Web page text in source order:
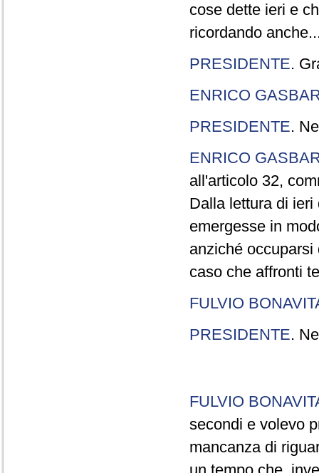
cose dette ieri e
ricordando
PRESIDENTE.
ENRICO
PRESIDENTE.
ENRICO
all'articolo 32,
Dalla lettura di
emergesse in
anziché
caso che affronti
FULVIO
PRESIDENTE.
FULVIO
secondi e volevo
mancanza di